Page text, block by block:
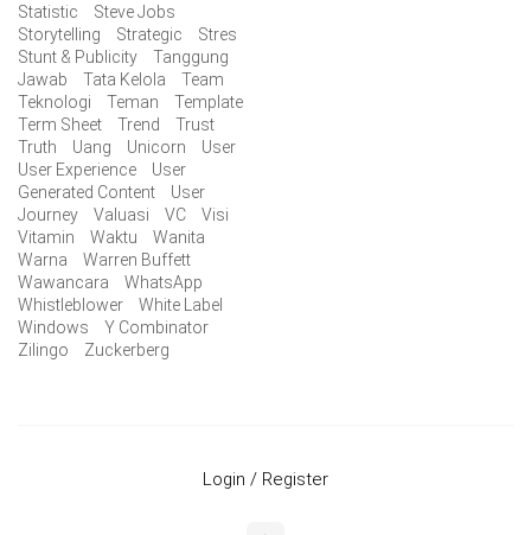
Statistic
Steve Jobs
Storytelling
Strategic
Stres
Stunt & Publicity
Tanggung
Jawab
Tata Kelola
Team
Teknologi
Teman
Template
Term Sheet
Trend
Trust
Truth
Uang Unicorn
User
User Experience
User
Generated Content
User
Journey
Valuasi VC
Visi
Vitamin
Waktu
Wanita
Warna
Warren Buffett
Wawancara
WhatsApp
Whistleblower
White Label
Windows
Y Combinator
Zilingo
Zuckerberg
Login / Register